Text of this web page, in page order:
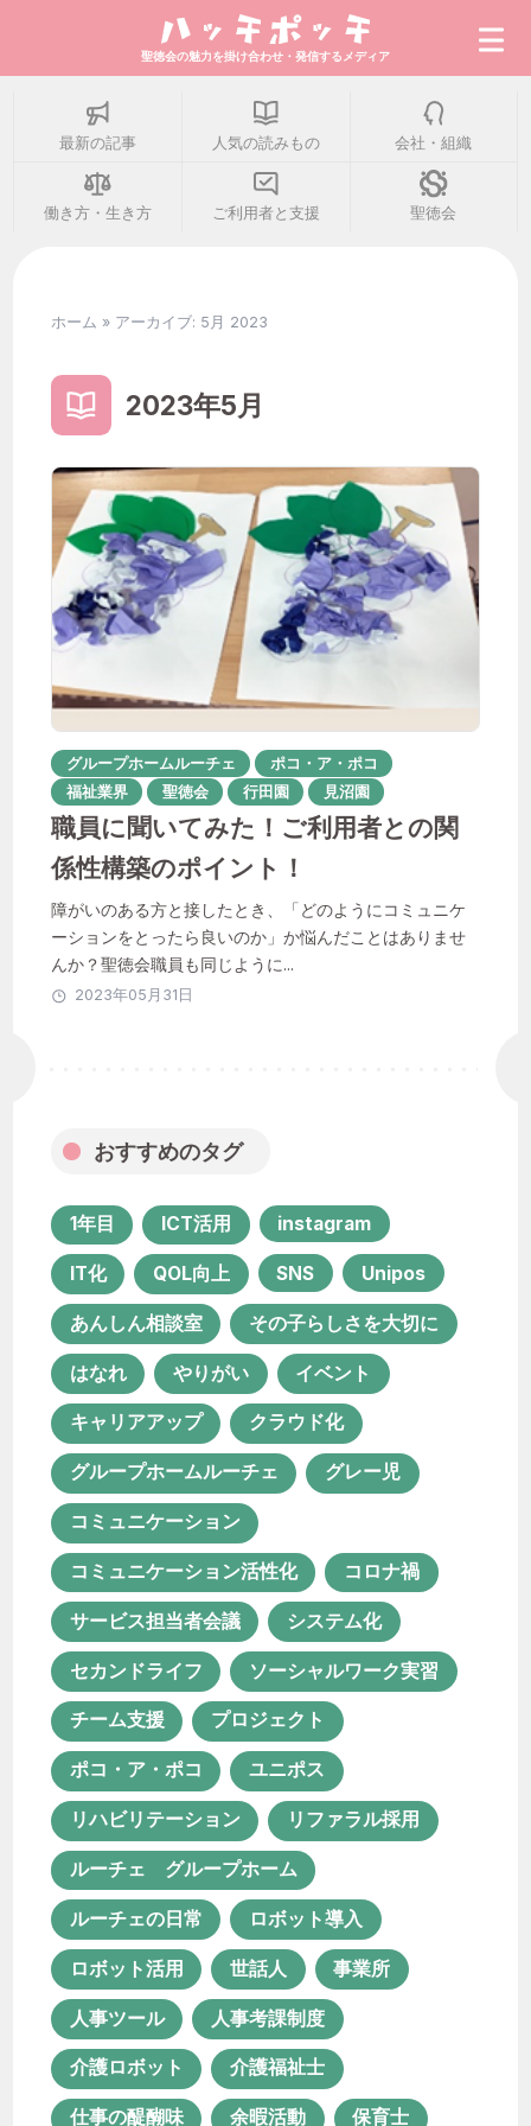
1年目 ICT活用 instagram
IT化 QOL向上 SNS
あんしん相談室
その子らしさを大切に
コミュニケーション
コミュニケーション活性化 コロナ禍
サービス担当者会議 システム化
セカンドライフ
ソーシャルワーク実習 チーム支援
プロジェクト ポコ・ア・ポコ
ユニポス リハビリテーション
リファラル採用
ルーチェ グループホーム
ルーチェの日常 ロボット導入
ロボット活用 世話人 事業所
人事ツール 人事考課制度
介護ロボット 介護福祉士
仕事の醍醐味 余暇活動 保育士
保育士資格が活かせる職業
保育所等訪問支援 働き方改革
働き甲斐 児童発達支援
児童発達支援・放課後等デイサービス
児童発達支援管理責任者
共同生活援助 医療×福祉
最新の記事
会社・組織
働き方・生き方
ご利用者と支援
聖徳会
聖徳会の魅力を掛け合わせ・発信するメディア
最新の記事 人気の読みもの 会社・組織
働き方・生き方 ご利用者と支援 聖徳会
ホーム » アーカイブ: 5月 2023
2023年5月
グループホームルーチェ
ポコ・ア・ポコ
福祉業界
聖徳会 行田園 見沼園
職員に聞いてみた！ご利用者との関
係性構築のポイント！
障がいのある方と接したとき、「どのようにコミュニケ
ーションをとったら良いのか」か悩んだことはありませ
んか？聖徳会職員も同じように...
2023年05月31日
おすすめのタグ
1年目 ICT活用 instagram
IT化 QOL向上 SNS Unipos
あんしん相談室 その子らしさを大切に
はなれ やりがい イベント
キャリアアップ クラウド化
グループホームルーチェ グレー児
コミュニケーション
コミュニケーション活性化 コロナ禍
サービス担当者会議 システム化
セカンドライフ ソーシャルワーク実習
チーム支援 プロジェクト
ポコ・ア・ポコ ユニポス
リハビリテーション リファラル採用
ルーチェ グループホーム
ルーチェの日常 ロボット導入
ロボット活用 世話人 事業所
人事ツール 人事考課制度
介護ロボット 介護福祉士
仕事の醍醐味 余暇活動 保育士